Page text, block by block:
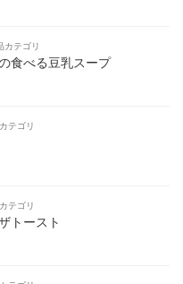
カテゴリ
食べる豆乳スープ
テゴリ
テゴリ
トースト